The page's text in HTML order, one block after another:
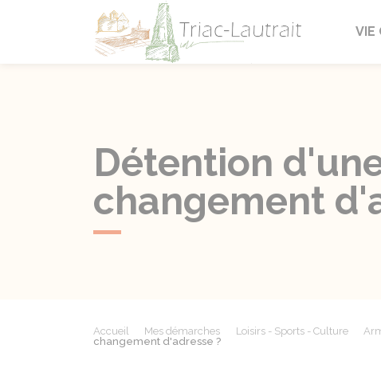
Triac-VIE
Détention
changement
Accueil Mes démarches Loisirs - Sports - Culture
changement d'adresse ?